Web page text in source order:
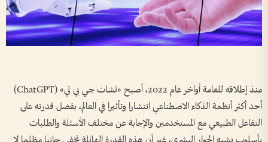
منذ إطلاقه للعامة أواخر عام 2022، أصبح «تشات جي بي تي» (ChatGPT)
أحد أكثر أنظمة الذكاء الاصطناعي انتشارا وتأثيرا في العالم، بفضل قدرته على
التفاعل الطبيعي مع المستخدمين والإجابة عن مختلف الأسئلة والطلبات